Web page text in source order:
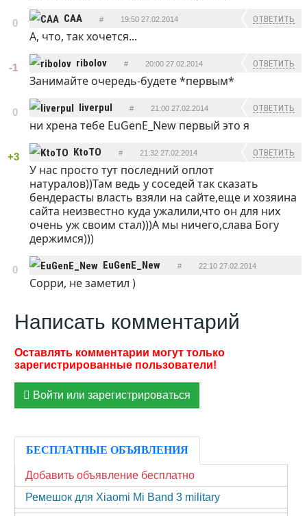
0 CAA # 19:50 27.02.2014 ОТВЕТИТЬ
А, что, так хочется...
-1 ribolov # 20:00 27.02.2014 ОТВЕТИТЬ
Занимайте очередь-будете *первым*
0 liverpul # 21:00 27.02.2014 ОТВЕТИТЬ
ни хрена тебе EuGenE_New первый это я
+3 KtoTO # 21:32 27.02.2014 ОТВЕТИТЬ
У нас просто тут последний оплот
натуралов))Там ведь у соседей так сказать
бендерасты власть взяли на сайте,еще и хозяина
сайта неизвестно куда ужалили,что он для них
очень уж своим стал)))А мы ничего,слава Богу
держимся)))
0 EuGenE_New # 22:10 27.02.2014
Сорри, не заметил )
Написать комментарий
Войти или зарегистрироваться
БЕСПЛАТНЫЕ ОБЪЯВЛЕНИЯ
Добавить объявление бесплатно
Ремешок для Xiaomi Mi Band 3 military